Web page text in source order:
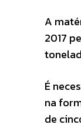
A
2017
É
na
de